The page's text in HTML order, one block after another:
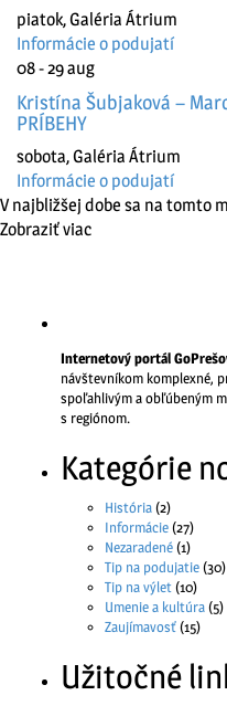
piatok,Galéria Átrium
Informácie o podujatí
08 - 29aug
Kristína Šubjaková –
PRÍBEHY
sobota,Galéria Átrium
Informácie o podujatí
V najbližšej dobe sa na tomto
Zobraziť viac
Internetový portál
návštevníkom komplexné,
spoľahlivým a obľúbeným
s regiónom.
Kategórie
História(2)
Informácie(27)
Nezaradené(1)
Tip na podujatie(30)
Tip na výlet(10)
Umenie a kultúra(5)
Zaujímavosť(15)
Užitočné